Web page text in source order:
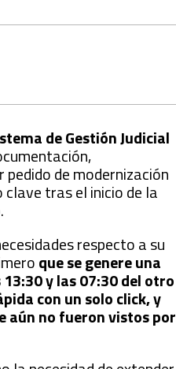
de Gestión Judicial
de modernización
tras el inicio de la
respecto a su
que se genere una
y las 07:30 del otro
con un solo click, y
aún no fueron vistos por